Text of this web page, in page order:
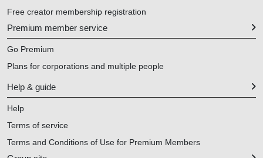
Free creator membership registration
Premium member service
Go Premium
Plans for corporations and multiple people
Help & guide
Help
Terms of service
Terms and Conditions of Use for Premium Members